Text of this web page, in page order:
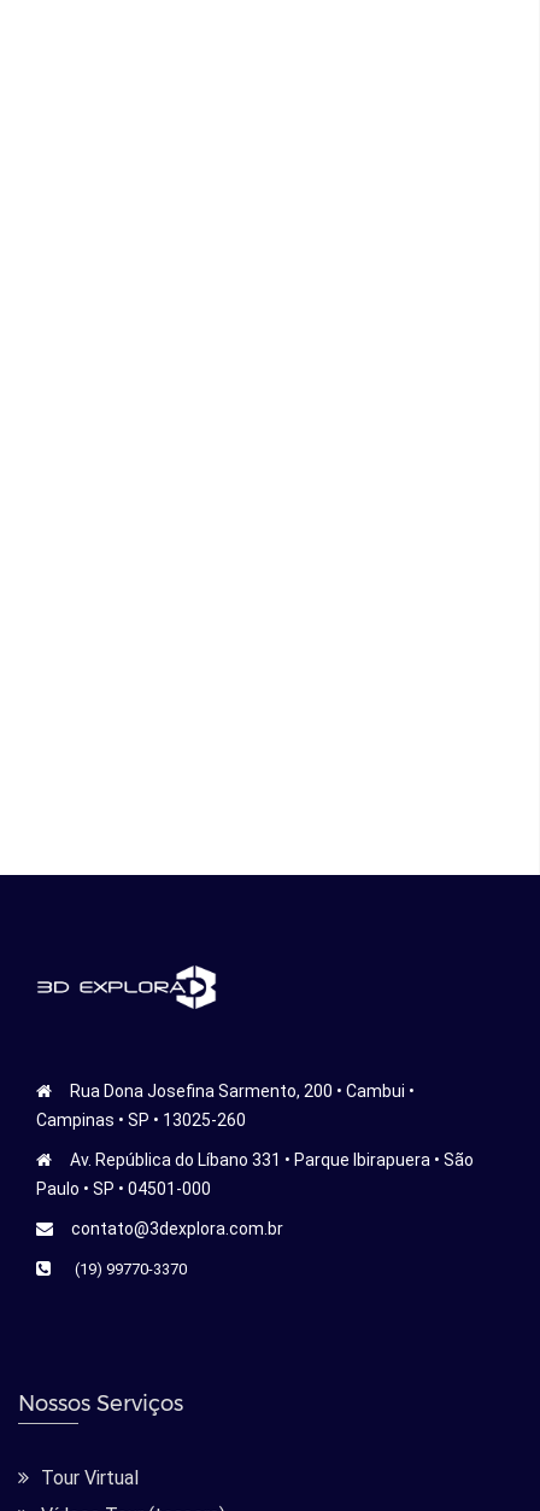
Rua Dona Josefina Sarmento, 200 • Cambui •
Campinas • SP • 13025-260
Av. República do Líbano 331 • Parque Ibirapuera • São
Paulo • SP • 04501-000
contato@3dexplora.com.br
(19) 99770-3370
Nossos Serviços
Tour Virtual